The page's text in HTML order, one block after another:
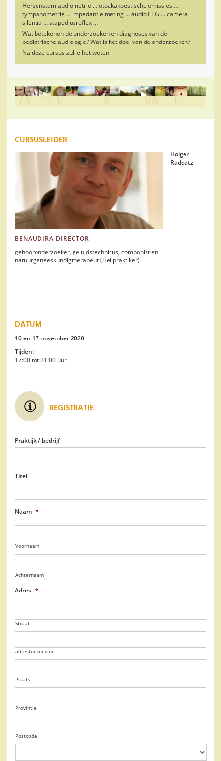
Hersenstam audiometrie … otoakakoestische emissies …
tympanometrie … impedantie meting … audio EEG … camera
silentia … stapediusreflex …
Wat betekenen de onderzoeken en diagnoses van de
pediatrische audiologie? Wat is het doel van de onderzoeken?
Na deze cursus zul je het weten.
CURSUSLEIDER
Holger
Raddatz
BENAUDIRA DIRECTOR
gehooronderzoeker, geluidstechnicus, componist en
natuurgeneeskundigtherapeut (Heilpraktiker)
DATUM
10 en 17 november 2020
Tijden:
17:00 tot 21:00 uur
REGISTRATIE
Praktijk / bedrijf
Titel
Naam *
Voornaam
Achternaam
Adres *
Straat
adrestoevoeging
Plaats
Provintie
Postcode